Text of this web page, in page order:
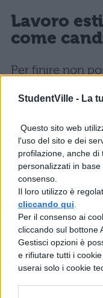
StudentVille - La
Questo sito web
l'uso del sito e dei
profilazione, anche
personalizzati in
consenso.
Il loro utilizzo è
cliccando qui
Per il consenso ai
cliccando sul bottone
Gestisci opzioni è
e rifiutare tutti i
userai solo i cookie
Lavoro
come
Per finire non
sulla questione
qualcuno che
vostra
inviare la
vostro
con la figura
uncolloquioal
sicuri di voi,
soprattutto,
voglia di